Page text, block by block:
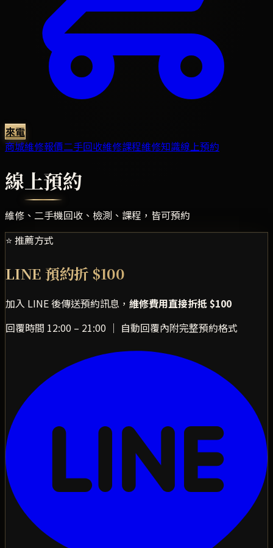
來電
商城維修報價二手回收維修課程維修知識線上預約
線上預約
維修、二手機回收、檢測、課程，皆可預約
⭐ 推薦方式
LINE 預約折 $100
加入 LINE 後傳送預約訊息， 維修費用直接折抵 $100
回覆時間 12:00 – 21:00 ｜ 自動回覆內附完整預約格式